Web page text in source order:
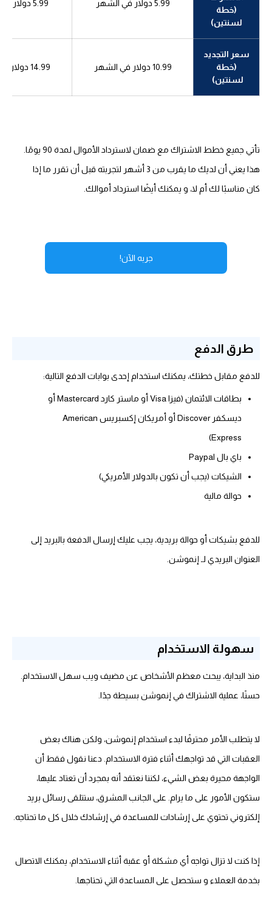
(خطة
لسنتين)
5.99 دولار في الشهر 5.99 دولار في الشهر
سعر التجديد
(خطة
لسنتين)
10.99 دولار في الشهر 14.99 دولار في الشهر
تأتي جميع خطط الاشتراك مع ضمان لاسترداد الأموال لمدة 90 يومًا.
هذا يعني أن لديك ما يقرب من 3 أشهر لتجربته قبل أن تقرر ما إذا
كان مناسبًا لك أم لا، و يمكنك أيضًا استرداد أموالك.
جربه الآن!
طرق الدفع
للدفع مقابل خطتك، يمكنك استخدام إحدى بوابات الدفع التالية:
بطاقات الائتمان (فيزا Visa أو ماستر كارد Mastercard أو
ديسكفر Discover أو أمريكان إكسبريس American
Express)
باي بال Paypal
الشيكات (يجب أن تكون بالدولار الأمريكي)
حوالة مالية
للدفع بشيكات أو حوالة بريدية، يجب عليك إرسال الدفعة بالبريد إلى
العنوان البريدي لـ إنموشن.
سهولة الاستخدام
منذ البداية، يبحث معظم الأشخاص عن مضيف ويب سهل الاستخدام.
حسنًا، عملية الاشتراك في إنموشن بسيطة جدًا.
لا يتطلب الأمر محترفًا لبدء استخدام إنموشن، ولكن هناك بعض
العقبات التي قد تواجهك أثناء فترة الاستخدام. دعنا نقول فقط أن
الواجهة محيرة بعض الشيء، لكننا نعتقد أنه بمجرد أن تعتاد عليها،
ستكون الأمور على ما يرام. على الجانب المشرق، ستتلقى رسائل بريد
إلكتروني تحتوي على إرشادات للمساعدة في إرشادك خلال كل ما تحتاجه.
إذا كنت لا تزال تواجه أي مشكلة أو عقبة أثناء الاستخدام، يمكنك الاتصال
بخدمة العملاء و ستحصل على المساعدة التي تحتاجها.